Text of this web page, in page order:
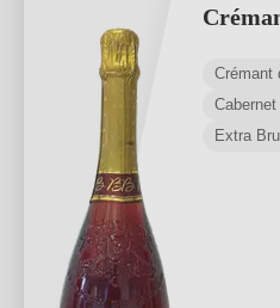
Crémant
Cabernet
Extra